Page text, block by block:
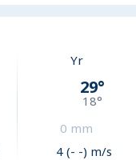
Yr
29°
18°
0 mm
4 (- -) m/s